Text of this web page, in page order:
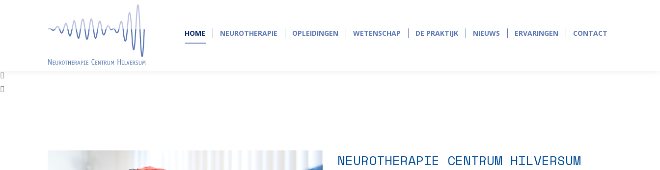
in
in
HOME NEUROTHERAPIE OPLEIDINGEN WETENSCHAP DE PRAKTIJK NIEUWS ERVARINGEN CONTACT
NEUROTHERAPIE CENTRUM HILVERSUM
HOME NEUROTHERAPIE OPLEIDINGEN WETENSCHAP DE PRAKTIJK NIEUWS ERVARINGEN CONTACT